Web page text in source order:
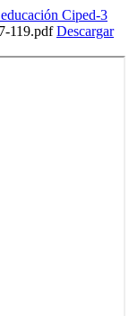
Ciped-3
119.pdfDescargar